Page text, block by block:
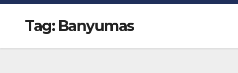
Tag: Banyumas